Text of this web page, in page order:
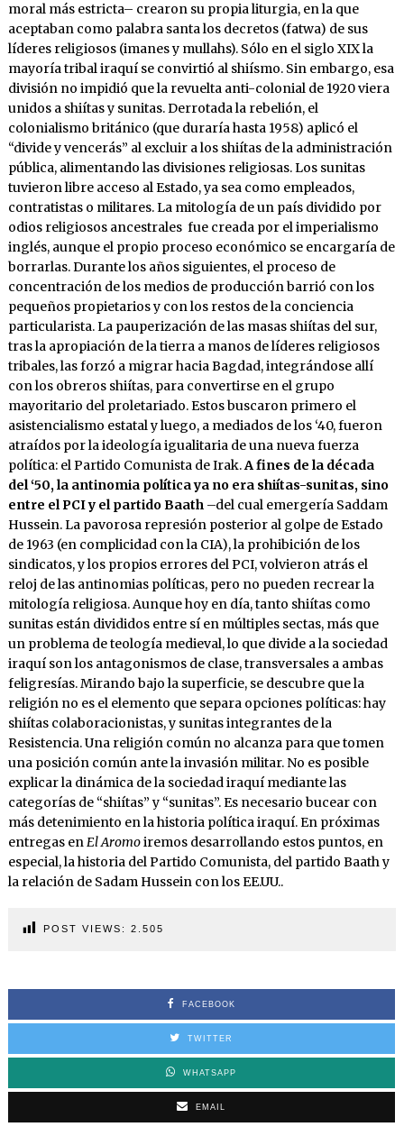
moral más estricta– crearon su propia liturgia, en la que
aceptaban como palabra santa los decretos (fatwa) de sus
líderes religiosos (imanes y mullahs). Sólo en el siglo XIX la
mayoría tribal iraquí se convirtió al shiísmo. Sin embargo, esa
división no impidió que la revuelta anti-colonial de 1920 viera
unidos a shiítas y sunitas. Derrotada la rebelión, el
colonialismo británico (que duraría hasta 1958) aplicó el
“divide y vencerás” al excluir a los shiítas de la administración
pública, alimentando las divisiones religiosas. Los sunitas
tuvieron libre acceso al Estado, ya sea como empleados,
contratistas o militares. La mitología de un país dividido por
odios religiosos ancestrales fue creada por el imperialismo
inglés, aunque el propio proceso económico se encargaría de
borrarlas. Durante los años siguientes, el proceso de
concentración de los medios de producción barrió con los
pequeños propietarios y con los restos de la conciencia
particularista. La pauperización de las masas shiítas del sur,
tras la apropiación de la tierra a manos de líderes religiosos
tribales, las forzó a migrar hacia Bagdad, integrándose allí
con los obreros shiítas, para convertirse en el grupo
mayoritario del proletariado. Estos buscaron primero el
asistencialismo estatal y luego, a mediados de los ‘40, fueron
atraídos por la ideología igualitaria de una nueva fuerza
política: el Partido Comunista de Irak.A fines de la década
del ‘50, la antinomia política ya no era shiítas-sunitas, sino
entre el PCI y el partido Baath–del cual emergería Saddam
Hussein. La pavorosa represión posterior al golpe de Estado
de 1963 (en complicidad con la CIA), la prohibición de los
sindicatos, y los propios errores del PCI, volvieron atrás el
reloj de las antinomias políticas, pero no pueden recrear la
mitología religiosa. Aunque hoy en día, tanto shiítas como
sunitas están divididos entre sí en múltiples sectas, más que
un problema de teología medieval, lo que divide a la sociedad
iraquí son los antagonismos de clase, transversales a ambas
feligresías. Mirando bajo la superficie, se descubre que la
religión no es el elemento que separa opciones políticas: hay
shiítas colaboracionistas, y sunitas integrantes de la
Resistencia. Una religión común no alcanza para que tomen
una posición común ante la invasión militar. No es posible
explicar la dinámica de la sociedad iraquí mediante las
categorías de “shiítas” y “sunitas”. Es necesario bucear con
más detenimiento en la historia política iraquí. En próximas
entregas enEl Aromoiremos desarrollando estos puntos, en
especial, la historia del Partido Comunista, del partido Baath y
la relación de Sadam Hussein con los EE.UU..
POST VIEWS: 2.505
FACEBOOK
TWITTER
WHATSAPP
EMAIL